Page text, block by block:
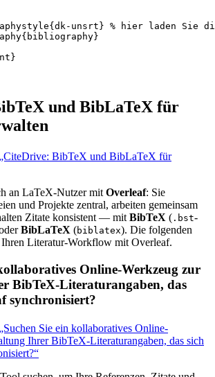
{dk-unsrt} % hier laden Sie
{bibliography}
}
und BibLaTeX für
BibTeX und BibLaTeX für
an LaTeX-Nutzer mit Overleaf: Sie
und Projekte zentral, arbeiten gemeinsam
Zitate konsistent — mit BibTeX ( .bst-
BibLaTeX (biblatex). Die folgenden
Literatur-Workflow mit Overleaf.
Online-Werkzeug zur
BibTeX-Literaturangaben, das
synchronisiert?
Sie ein kollaboratives Online-
Ihrer BibTeX-Literaturangaben, das sich